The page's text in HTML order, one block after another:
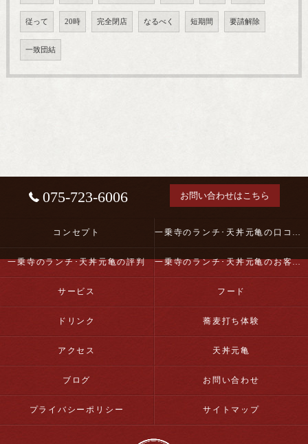
従って 20時 完全閉店 なるべく 短期間 要請解除
一致団結
075-723-6006 お問い合わせはこちら
コンセプト 一乗寺のランチ･天丼元亀の口コミ情報
一乗寺のランチ･天丼元亀の評判 一乗寺のランチ･天丼元亀のお客様の声
サービス フード
ドリンク 蕎麦打ち体験
アクセス 天丼元亀
ブログ お問い合わせ
プライバシーポリシー サイトマップ